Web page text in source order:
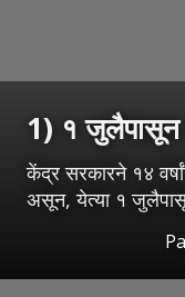
1) १ जुलैपासून
केंद्र सरकारने १४
असून, येत्या १